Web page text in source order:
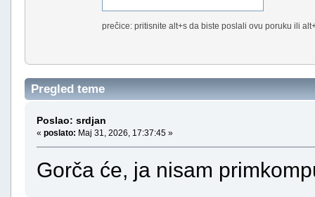
prečice: pritisnite alt+s da biste poslali ovu poruku ili
Pregled teme
Poslao: srdjan
« poslato: Maj 31, 2026, 17:37:45 »
Gorča će, ja nisam